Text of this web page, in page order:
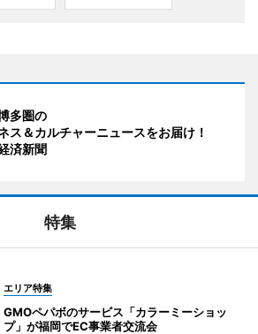
多圏の
ス＆カルチャーニュースをお届け！
済新聞
特集
エリア特集
GMOペパボのサービス「カラーミーショッ
プ」が福岡でEC事業者交流会